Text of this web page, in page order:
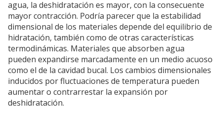
agua, la deshidratación es mayor, con la consecuente
mayor contracción. Podría parecer que la estabilidad
dimensional de los materiales depende del equilibrio de
hidratación, también como de otras características
termodinámicas. Materiales que absorben agua
pueden expandirse marcadamente en un medio acuoso
como el de la cavidad bucal. Los cambios dimensionales
inducidos por fluctuaciones de temperatura pueden
aumentar o contrarrestar la expansión por
deshidratación.